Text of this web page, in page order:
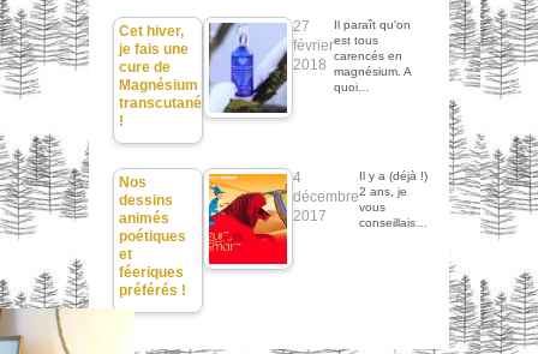
Cet hiver,
je fais une
cure de
Magnésium
transcutané
!
27
février
2018
Il paraît qu'on
est tous
carencés en
magnésium. A
quoi…
Nos
dessins
animés
poétiques
et
féeriques
préférés !
4
décembre
2017
Il y a (déjà !)
2 ans, je
vous
conseillais…